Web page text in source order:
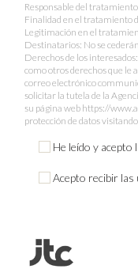
Responsable del
Finalidad en el tratamiento
Legitimación en el
Destinatarios: No se
Derechos de los
como otros derechos que le
correo electrónico
solicitar la tutela de la
su página web https://
protección de datos
He leído y acepto
Acepto recibir las